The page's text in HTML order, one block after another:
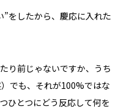
をしたから、慶応に入れた
り前じゃないですか、うち
でも、それが100%ではな
ひとつにどう反応して何を